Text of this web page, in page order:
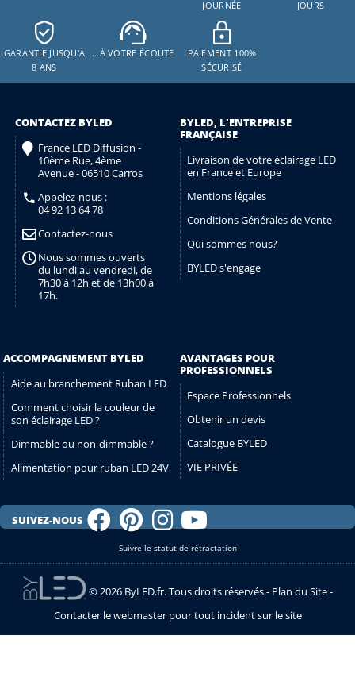
JOURNÉE
JOURS
GARANTIE JUSQU'À
8 ANS
…À VOTRE ÉCOUTE
PAIEMENT 100%
SÉCURISÉ
CONTACTEZ BYLED
France LED Diffusion -
10ème Rue, 4ème
Avenue - 06510 Carros
Appelez-nous :
04 92 13 64 78
Contactez-nous
Nous sommes ouverts
du lundi au vendredi, de
7h30 à 12h et de 13h00 à
17h.
BYLED, L'ENTREPRISE
FRANÇAISE
Livraison de votre éclairage LED
en France et Europe
Mentions légales
Conditions Générales de Vente
Qui sommes nous?
BYLED s'engage
ACCOMPAGNEMENT BYLED
Aide au branchement Ruban LED
Comment choisir la couleur de
son éclairage LED ?
Dimmable ou non-dimmable ?
Alimentation pour ruban LED 24V
AVANTAGES POUR
PROFESSIONNELS
Espace Professionnels
Obtenir un devis
Catalogue BYLED
VIE PRIVÉE
SUIVEZ-NOUS
Suivre le statut de rétractation
© 2026 ByLED.fr. Tous droits réservés - Plan du Site-
Contacter le webmaster pour tout incident sur le site